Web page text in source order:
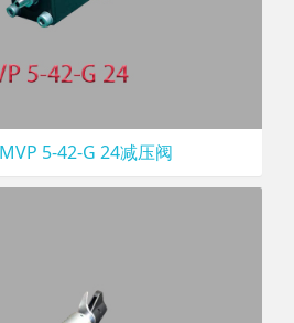
5-42-G 24减压阀